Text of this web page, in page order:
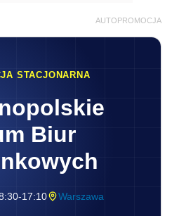
AUTOPROMOCJA
STACJONARNA
Biur
17:10 Warszawa